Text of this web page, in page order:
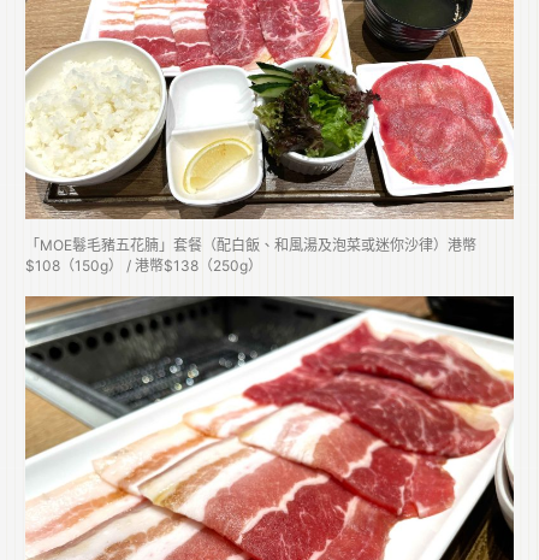
「MOE鬈毛豬五花腩」套餐（配白飯、和風湯及泡菜或迷你沙律）港幣
$108（150g） / 港幣$138（250g）